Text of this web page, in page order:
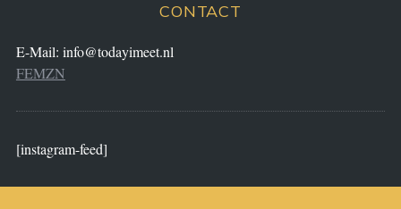
CONTACT
E-Mail: info@todayimeet.nl
FEMZN
[instagram-feed]